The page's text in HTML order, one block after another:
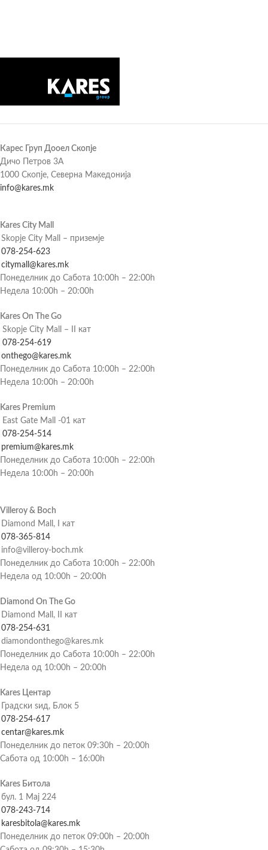
Карес Груп Дооел Скопје
Дичо Петров 3А
1000 Скопје, Северна Македонија
info@kares.mk
Kares City Mall
Skopje City Mall – приземје
078-254-623
citymall@kares.mk
Понеделник до Сабота 10:00h – 22:00h
Недела 10:00h – 20:00h
Kares On The Go
Skopje City Mall – II кат
078-254-619
onthego@kares.mk
Понеделник до Сабота 10:00h – 22:00h
Недела 10:00h – 20:00h
Kares Premium
East Gate Mall -01 кат
078-254-514
premium@kares.mk
Понеделник до Сабота 10:00h – 22:00h
Недела 10:00h – 20:00h
Villeroy & Boch
Diamond Mall, I кат
078-365-814
info@villeroy-boch.mk
Понеделник до Сабота 10:00h – 22:00h
Недела од 10:00h – 20:00h
Diamond On The Go
Diamond Mall, II кат
078-254-631
diamondonthego@kares.mk
Понеделник до Сабота 10:00h – 22:00h
Недела од 10:00h – 20:00h
Kares Центар
Градски ѕид, Блок 5
078-254-617
centar@kares.mk
Понеделник до петок 09:30h – 20:00h
Сабота од 10:00h – 16:00h
Kares Битола
бул. 1 Мај 224
078-243-714
karesbitola@kares.mk
Понеделник до петок 09:00h – 20:00h